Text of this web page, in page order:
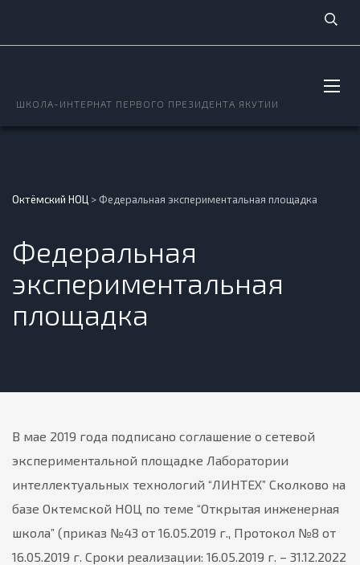
ШКОЛА-ИНТЕРНАТ ПЕРВОГО ПРЕЗИДЕНТА ЯКУТИИ
Октёмский НОЦ > Федеральная экспериментальная площадка
Федеральная
экспериментальная
площадка
В мае 2019 года подписано соглашение о сетевой
экспериментальной площадке Лаборатории
интеллектуальных технологий “ЛИНТЕХ” Сколково на
базе Октемской НОЦ по теме “Открытая инженерная
школа” (приказ №43 от 16.05.2019 г., Протокол №8 от
16.05.2019 г. Сроки реализации: 16.05.2019 г. – 31.12.2022